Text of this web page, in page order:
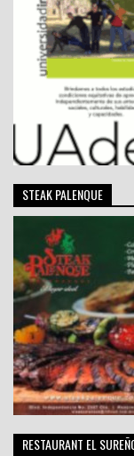
STEAK PALENQUE
RESTAURANT EL